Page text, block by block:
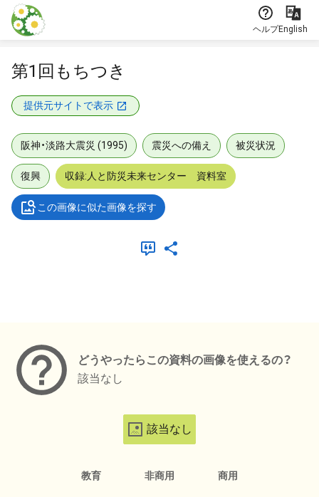
本文に飛ぶ
ヘルプEnglish
第1回もちつき
提供元サイトで表示
阪神・淡路大震災 (1995) 震災への備え 被災状況
復興 収録:人と防災未来センター 資料室
この画像に似た画像を探す
どうやったらこの資料の画像を使えるの？
該当なし
該当なし
教育 非商用 商用